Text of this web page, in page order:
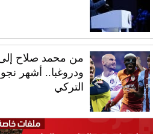
من محمد صلاح
ودروغبا.. أشهر
التركي